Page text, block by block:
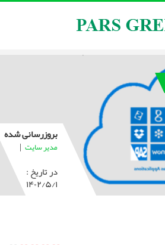
بروزرسانی شده
مدیر سایت |
در تاریخ :
۱۴۰۲/۵/۱